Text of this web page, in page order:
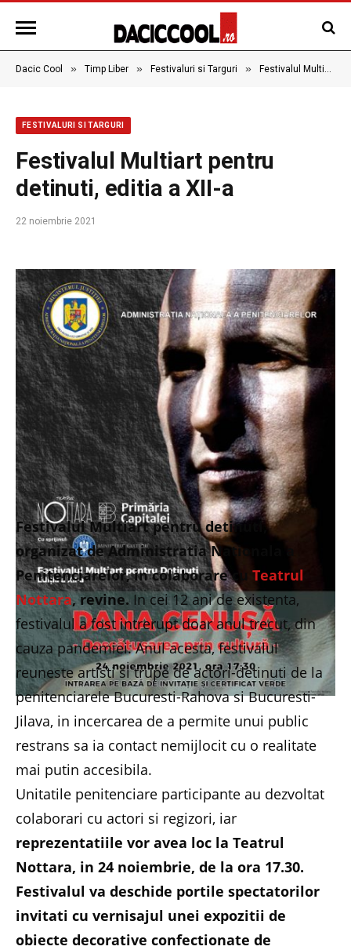
Dacic Cool » Timp Liber » Festivaluri si Targuri » Festivalul Multiart pentru detinuti, editia a XII-a
FESTIVALURI SI TARGURI
Festivalul Multiart pentru
detinuti, editia a XII-a
22 noiembrie 2021
Festivalul Multiart pentru detinuti,
organizat de Administratia Nationala a
Penitenciarelor, in colaborare cu Teatrul
Nottara, revine. In cei 12 ani de existenta,
festivalul a fost intrerupt doar anul trecut, din
cauza pandemiei. Anul acesta, festivalul
reuneste artisti si trupe de actori-detinuti de la
penitenciarele Bucuresti-Rahova si Bucuresti-
Jilava, in incercarea de a permite unui public
restrans sa ia contact nemijlocit cu o realitate
mai putin accesibila.
Unitatile penitenciare participante au dezvoltat
colaborari cu actori si regizori, iar
reprezentatiile vor avea loc la Teatrul
Nottara, in 24 noiembrie, de la ora 17.30.
Festivalul va deschide portile spectatorilor
invitati cu vernisajul unei expozitii de
obiecte decorative confectionate de